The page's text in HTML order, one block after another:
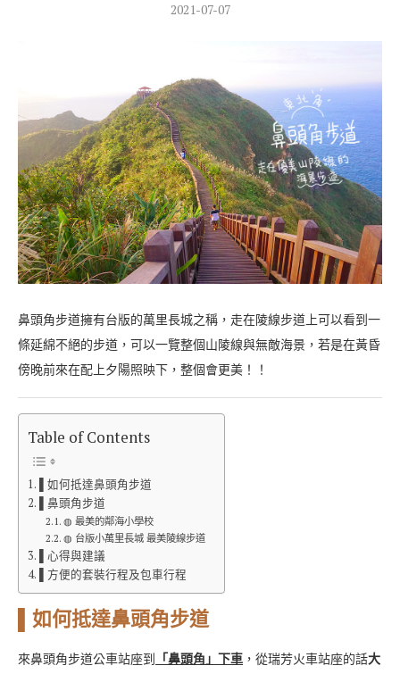
2021-07-07
鼻頭角步道擁有台版的萬里長城之稱，走在陵線步道上可以看到一
條延綿不絕的步道，可以一覽整個山陵線與無敵海景，若是在黃昏
傍晚前來在配上夕陽照映下，整個會更美！！
Table of Contents
▌如何抵達鼻頭角步道
▌鼻頭角步道
◍ 最美的鄰海小學校
◍ 台版小萬里長城 最美陵線步道
▌心得與建議
▌方便的套裝行程及包車行程
▌如何抵達鼻頭角步道
來鼻頭角步道公車站座到 「鼻頭角」下車 ，從瑞芳火車站座的話大